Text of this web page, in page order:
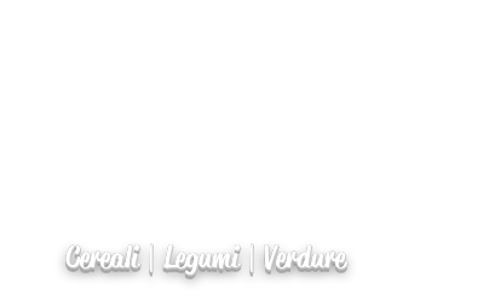
Cereali | Legumi | Verdure